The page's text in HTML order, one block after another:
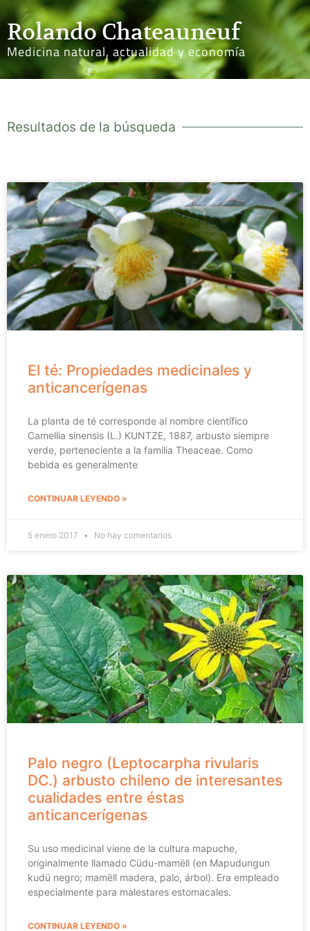
Rolando Chateauneuf
Medicina natural, actualidad y economía
Resultados de la búsqueda
El té: Propiedades medicinales y
anticancerígenas
La planta de té corresponde al nombre científico
Camellia sinensis (L.) KUNTZE, 1887, arbusto siempre
verde, perteneciente a la familia Theaceae. Como
bebida es generalmente
CONTINUAR LEYENDO »
5 enero 2017 No hay comentarios
Palo negro (Leptocarpha rivularis
DC.) arbusto chileno de interesantes
cualidades entre éstas
anticancerígenas
Su uso medicinal viene de la cultura mapuche,
originalmente llamado Cüdu-mamëll (en Mapudungun
kudü negro; mamëll madera, palo, árbol). Era empleado
especialmente para malestares estomacales.
CONTINUAR LEYENDO »